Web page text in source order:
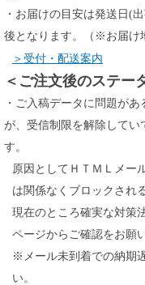
・お届けの目安は発送日(
後となります。（※お届け
＞受付・配送案内
＜ご注文後のステー
・ご入稿データに問題が
が、受信制限を解除してい
す。
原因としてＨＴＭＬメー
は関係なくブロックされ
現在のところ確実な対策
ページからご確認をお願
※メール未到着での納期
い。